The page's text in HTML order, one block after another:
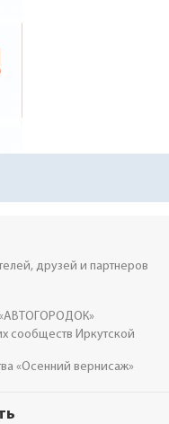
друзей и партнеров
«АВТОГОРОДОК»
сообществ Иркутской
«Осенний вернисаж»